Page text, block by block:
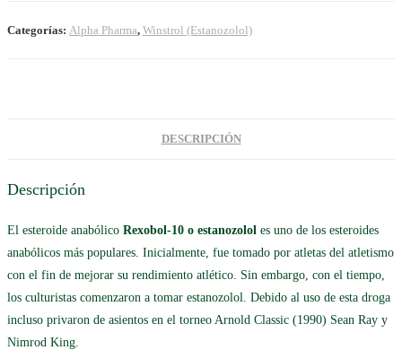
Categorías: Alpha Pharma, Winstrol (Estanozolol)
DESCRIPCIÓN
Descripción
El esteroide anabólico Rexobol-10 o estanozolol es uno de los esteroides
anabólicos más populares. Inicialmente, fue tomado por atletas del atletismo
con el fin de mejorar su rendimiento atlético. Sin embargo, con el tiempo,
los culturistas comenzaron a tomar estanozolol. Debido al uso de esta droga
incluso privaron de asientos en el torneo Arnold Classic (1990) Sean Ray y
Nimrod King.